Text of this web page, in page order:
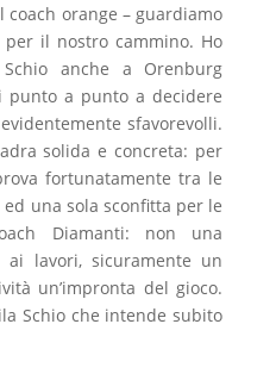
orange – guardiamo
il nostro cammino. Ho
anche a Orenburg
punto a punto a decidere
sfavorevolli.
solida e concreta: per
fortunatamente tra le
una sola sconfitta per le
Diamanti: non una
lavori, sicuramente un
un’impronta del gioco.
Schio che intende subito